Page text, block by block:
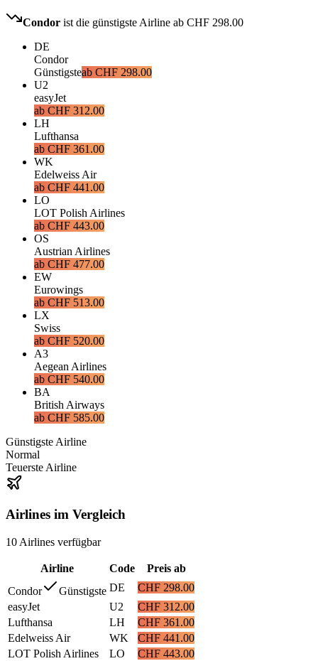
Condor ist die günstigste Airline ab CHF 298.00
DE
Condor
Günstigsteab CHF 298.00
U2
easyJet
ab CHF 312.00
LH
Lufthansa
ab CHF 361.00
WK
Edelweiss Air
ab CHF 441.00
LO
LOT Polish Airlines
ab CHF 443.00
OS
Austrian Airlines
ab CHF 477.00
EW
Eurowings
ab CHF 513.00
LX
Swiss
ab CHF 520.00
A3
Aegean Airlines
ab CHF 540.00
BA
British Airways
ab CHF 585.00
Günstigste Airline
Normal
Teuerste Airline
Airlines im Vergleich
10 Airlines verfügbar
Airline Code
Preis ab
Condor
Günstigste DE
CHF 298.00
easyJet
U2
CHF 312.00
Lufthansa
LH
CHF 361.00
Edelweiss Air
WK
CHF 441.00
LOT Polish Airlines
LO
CHF 443.00